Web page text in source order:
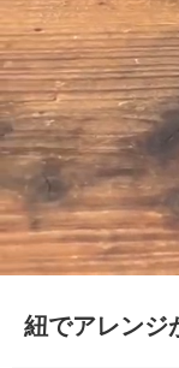
紐でアレンジ